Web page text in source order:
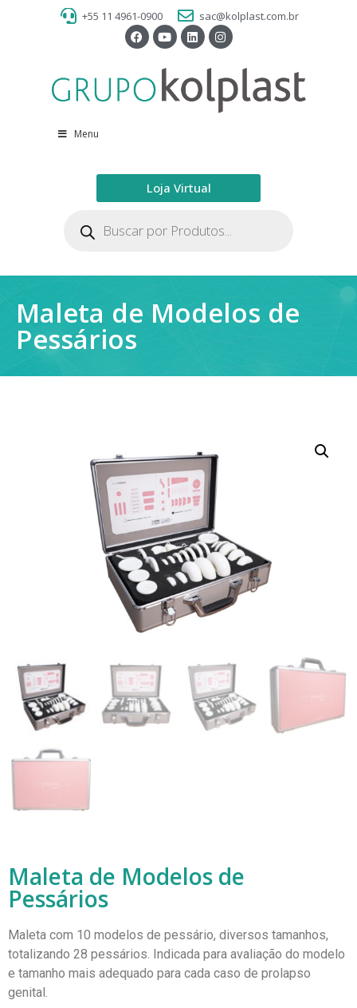
+55 11 4961-0900 sac@kolplast.com.br
Menu
Loja Virtual
Maleta de Modelos de
Pessários
Maleta de Modelos de
Pessários
Maleta com 10 modelos de pessário, diversos tamanhos,
totalizando 28 pessários. Indicada para avaliação do modelo
e tamanho mais adequado para cada caso de prolapso
genital.